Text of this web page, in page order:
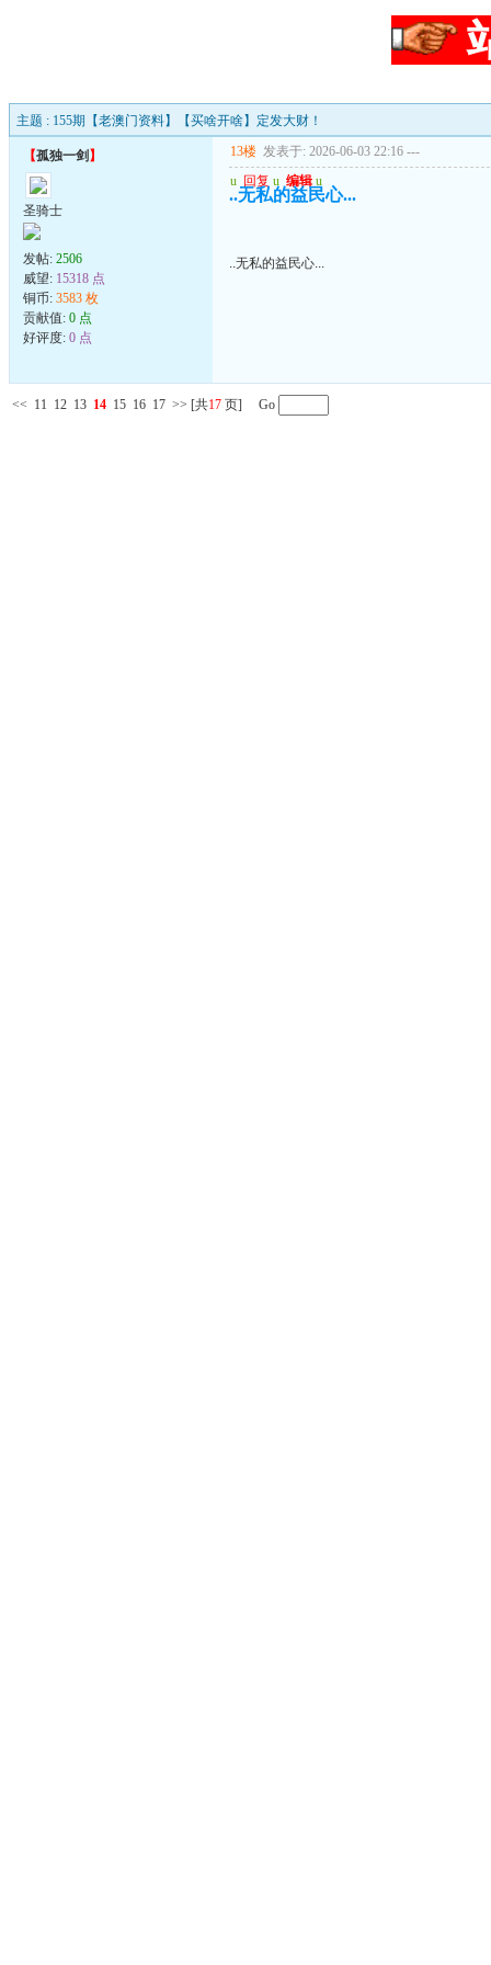
主题 : 155期【老澳门资料】【买啥开啥】定发大财！
【孤独一剑 】
圣骑士
发帖: 2506
威望: 15318 点
铜币: 3583 枚
贡献值: 0 点
好评度: 0 点
13楼 发表于: 2026-06-03 22:16 ---
u 回复 u 编辑 u
..无私的益民心...
..无私的益民心...
<< 11 12 13 14 15 16 17 >> [共17 页] Go